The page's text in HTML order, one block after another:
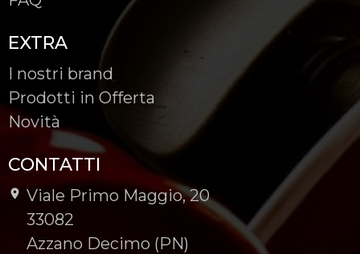
EXTRA
I nostri brand
Prodotti in Offerta
Novità
CONTATTI
Viale Primo Maggio, 20
-
33082
-
Azzano Decimo (PN)